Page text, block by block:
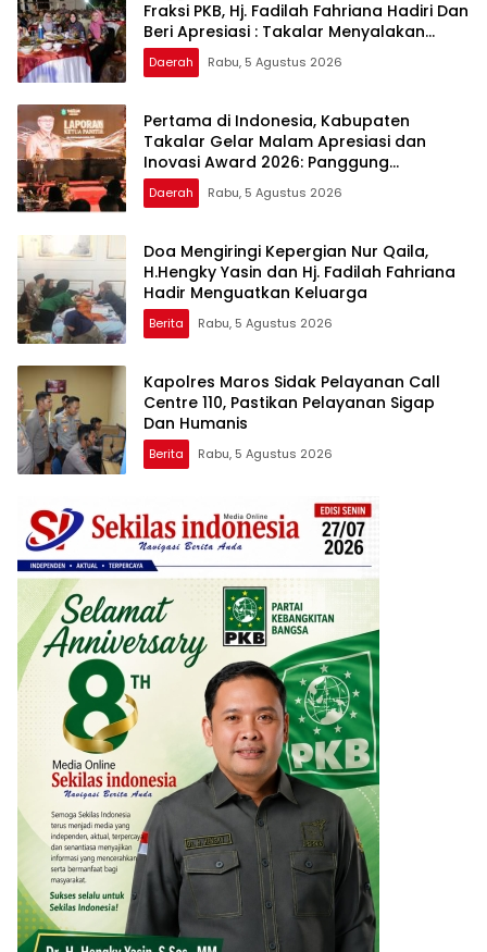
Fraksi PKB, Hj. Fadilah Fahriana Hadiri Dan
Beri Apresiasi : Takalar Menyalakan
Lentera Pengabdian Melalui Malam
Apresiasi dan Inovasi Award 2026
Daerah Rabu, 5 Agustus 2026
Pertama di Indonesia, Kabupaten
Takalar Gelar Malam Apresiasi dan
Inovasi Award 2026: Panggung
Penghargaan bagi Pelayan Publik
Berprestasi
Daerah Rabu, 5 Agustus 2026
Doa Mengiringi Kepergian Nur Qaila,
H.Hengky Yasin dan Hj. Fadilah Fahriana
Hadir Menguatkan Keluarga
Berita Rabu, 5 Agustus 2026
Kapolres Maros Sidak Pelayanan Call
Centre 110, Pastikan Pelayanan Sigap
Dan Humanis
Berita Rabu, 5 Agustus 2026